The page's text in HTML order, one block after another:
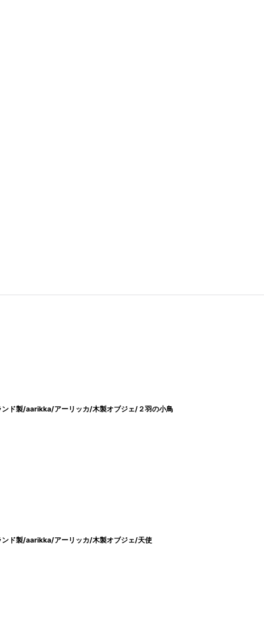
ド製/aarikka/アーリッカ/木製オブジェ/２羽の小鳥
ド製/aarikka/アーリッカ/木製オブジェ/天使